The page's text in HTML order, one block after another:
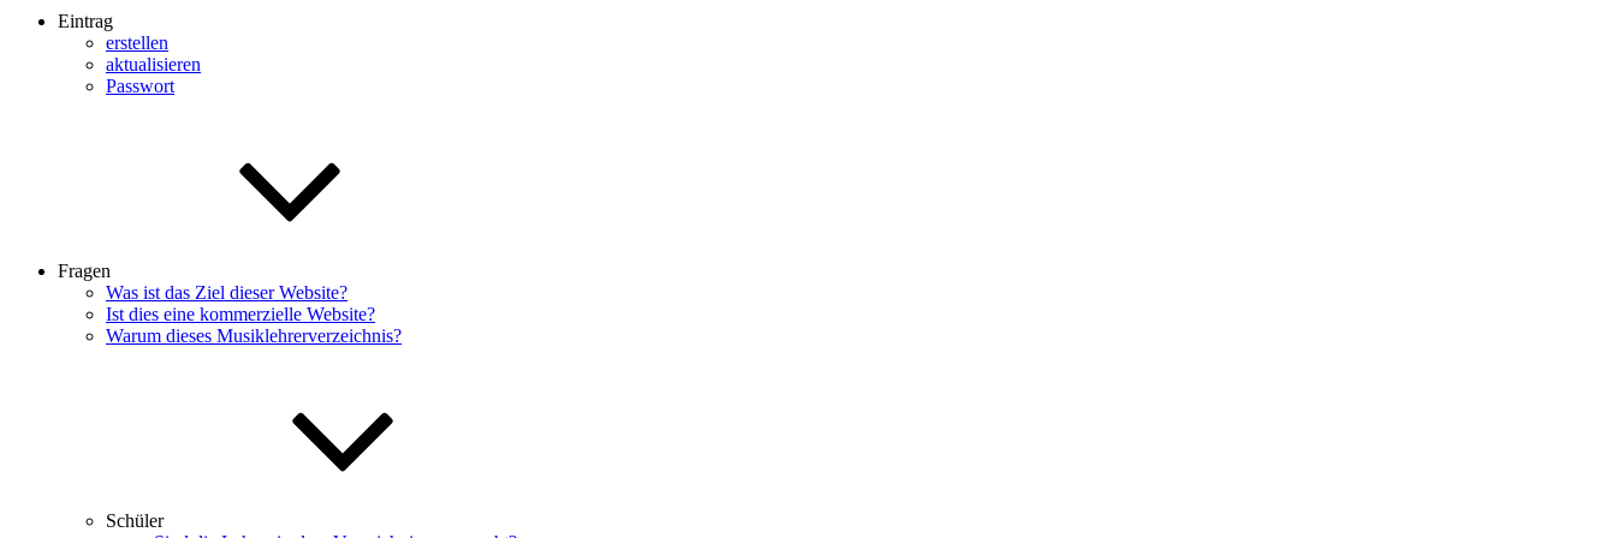
Eintrag
erstellen
aktualisieren
Passwort
Fragen
Was ist das Ziel dieser Website?
Ist dies eine kommerzielle Website?
Warum dieses Musiklehrerverzeichnis?
Schüler